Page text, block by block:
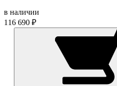
в наличии
116 690 ₽